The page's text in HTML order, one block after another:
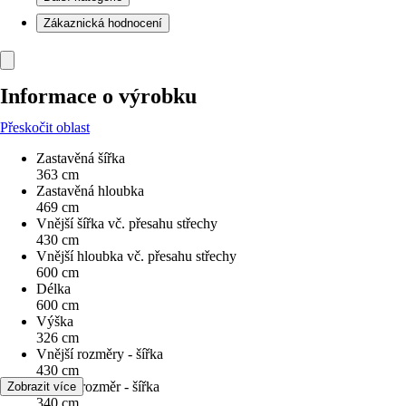
Zákaznická hodnocení
Informace o výrobku
Přeskočit oblast
Zastavěná šířka
363 cm
Zastavěná hloubka
469 cm
Vnější šířka vč. přesahu střechy
430 cm
Vnější hloubka vč. přesahu střechy
600 cm
Délka
600 cm
Výška
326 cm
Vnější rozměry - šířka
430 cm
Vnitřní rozměr - šířka
340 cm
Zobrazit více